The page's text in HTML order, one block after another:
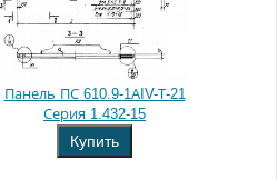
Панель ПС 610.9-1АIV-Т-21
Серия 1.432-15
Купить